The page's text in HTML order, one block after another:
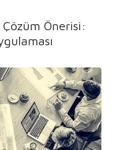
Önerisi: